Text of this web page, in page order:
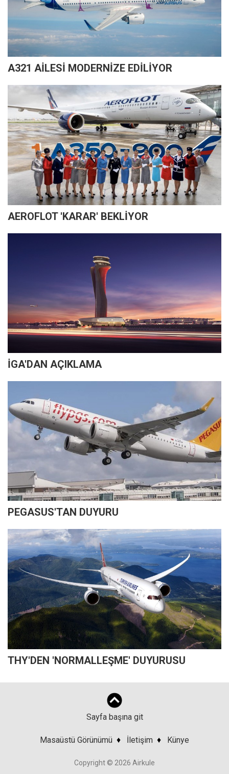
A321 AİLESİ MODERNİZE EDİLİYOR
AEROFLOT 'KARAR' BEKLİYOR
İGA'DAN AÇIKLAMA
PEGASUS'TAN DUYURU
THY'DEN 'NORMALLEŞME' DUYURUSU
Sayfa başına git
Masaüstü Görünümü ♦ İletişim ♦ Künye
Copyright © 2026 Airkule